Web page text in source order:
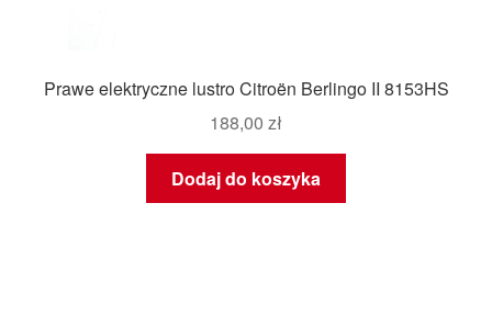
Prawe elektryczne lustro Citroën Berlingo II 8153HS
188,00 zł
Dodaj do koszyka